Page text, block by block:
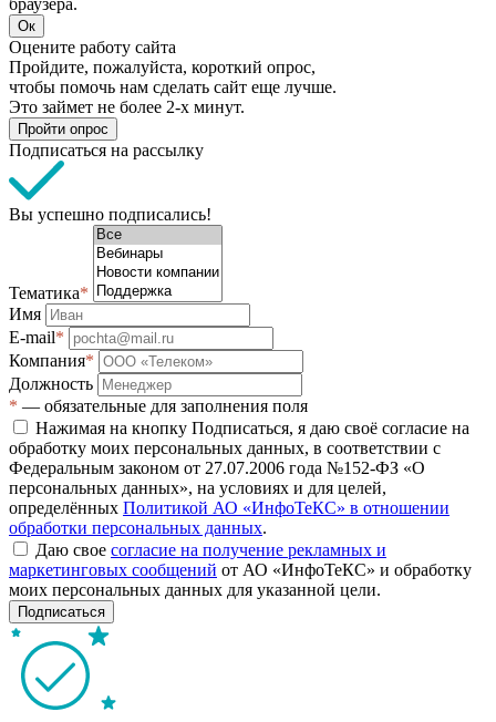
браузера.
Ок
Оцените работу сайта
Пройдите, пожалуйста, короткий опрос,
чтобы помочь нам сделать сайт еще лучше.
Это займет не более 2-х минут.
Пройти опрос
Подписаться на рассылку
Вы успешно подписались!
Тематика*
Имя
E-mail*
Компания*
Должность
* — обязательные для заполнения поля
Нажимая на кнопку Подписаться, я даю своё согласие на
обработку моих персональных данных, в соответствии с
Федеральным законом от 27.07.2006 года №152-ФЗ «О
персональных данных», на условиях и для целей,
определённых Политикой АО «ИнфоТеКС» в отношении
обработки персональных данных.
Даю свое согласие на получение рекламных и
маркетинговых сообщений от АО «ИнфоТеКС» и обработку
моих персональных данных для указанной цели.
Подписаться